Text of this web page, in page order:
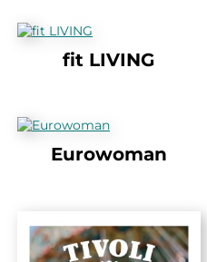
fit LIVING
Eurowoman